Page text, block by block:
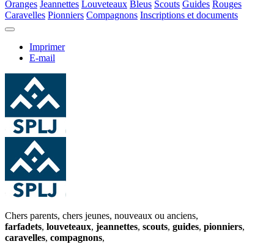
Oranges Jeannettes Louveteaux Bleus Scouts Guides Rouges
Caravelles Pionniers Compagnons Inscriptions et documents
Imprimer
E-mail
Chers parents, chers jeunes, nouveaux ou anciens,
farfadets, louveteaux, jeannettes, scouts, guides, pionniers,
caravelles, compagnons,